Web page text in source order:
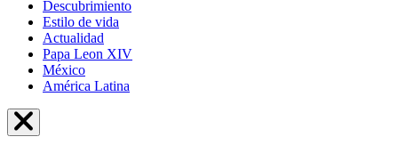
Descubrimiento
Estilo de vida
Actualidad
Papa Leon XIV
México
América Latina